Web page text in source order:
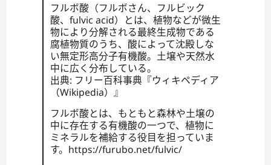
フルボ酸（フルボさん、フルビック
酸、fulvic acid）とは、植物などが微生
物により分解される最終生成物である
腐植物質のうち、酸によって沈殿しな
い無定形高分子有機酸。土壌や天然水
中に広く分布している。
出典: フリー百科事典『ウィキペディア
（Wikipedia）』
フルボ酸とは、もともと森林や土壌の
中に存在する有機酸の一つで、植物に
ミネラルを補給する役目を担っていま
す。https://furubo.net/fulvic/